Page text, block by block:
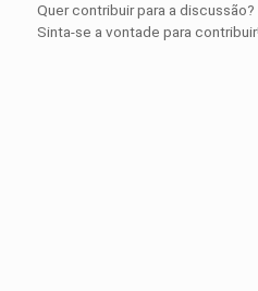
Quer contribuir para a discussão?
Sinta-se a vontade para contribuir!